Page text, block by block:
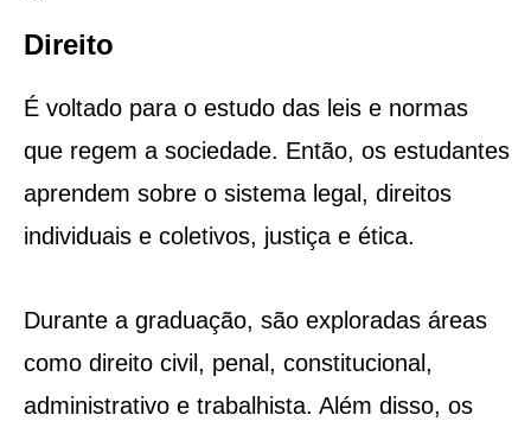
Direito
É voltado para o estudo das leis e normas
que regem a sociedade. Então, os estudantes
aprendem sobre o sistema legal, direitos
individuais e coletivos, justiça e ética.
Durante a graduação, são exploradas áreas
como direito civil, penal, constitucional,
administrativo e trabalhista. Além disso, os